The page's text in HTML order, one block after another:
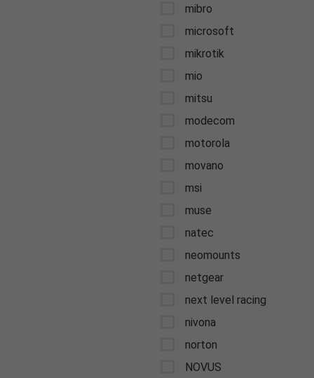
mibro
microsoft
mikrotik
mio
mitsu
modecom
motorola
movano
msi
muse
natec
neomounts
netgear
next level racing
nivona
norton
NOVUS